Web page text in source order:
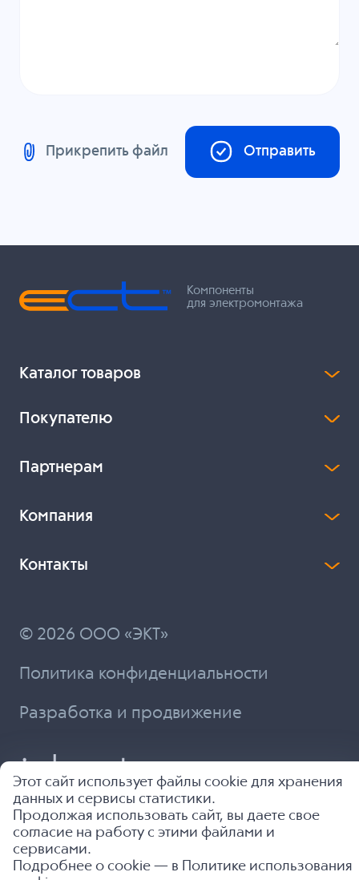
Прикрепить файл Отправить
Компоненты
для электромонтажа
Каталог товаров
Покупателю
Партнерам
Компания
Контакты
© 2026 ООО «ЭКТ»
Политика конфиденциальности
Разработка и продвижение
Этот сайт использует файлы cookie для хранения
данных и сервисы статистики.
Продолжая использовать сайт, вы даете свое
согласие на работу с этими файлами и
сервисами.
Подробнее о cookie — в
Политике использования